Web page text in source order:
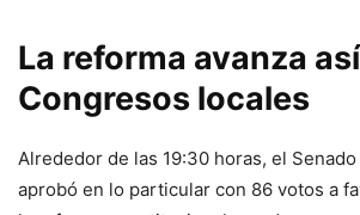
La reforma avanza
Congresos locales
Alrededor de las 19:30 horas, el
aprobó en lo particular con 86 votos a